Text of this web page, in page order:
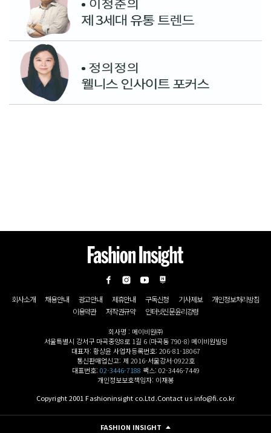
회사소개 채용안내 광고안내 제휴안내 구독신청 기사제보
개인정보처리방침
이용약관
저작권규약 인터넷신문윤리강령
회사명 : 메이비원㈜
서울특별시 강서구 마곡중앙8로 1길 6 (마곡동 790-8) 메이비원빌딩
대표자: 황상윤 사업자등록번호: 206-81-18067
통신판매업신고: 제 2016-서울강서-0922호
대표번호: 02-3446-7188 팩스: 02-3446-7449
개인정보보호책임자: 이재봉
Copyright 2001 Fashioninsight co.Ltd.Contact us info@fi.co.kr
FASHION INSIGHT